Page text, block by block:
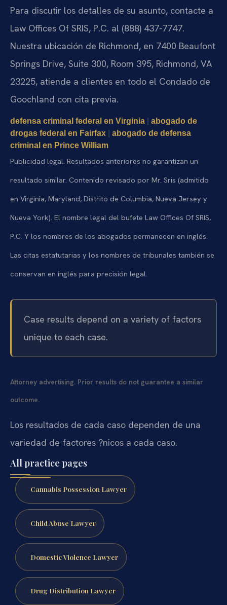
Para discutir los detalles de su asunto, contacte a
Law Offices Of SRIS, P.C. al (888) 437-7747.
Nuestra ubicación de Richmond, en 7400 Beaufont
Springs Drive, Suite 300, Room 395, Richmond, VA
23225, atiende a clientes en todo el Condado de
Goochland con cita previa.
defensa criminal federal en Virginia
abogado de
drogas federal en Fairfax
abogado de defensa
criminal en Prince William
Publicidad legal. Resultados anteriores no garantizan un
resultado similar. Contenido revisado por Mr. Sris (admitido
en Virginia, Maryland, Distrito de Columbia, Nueva Jersey y
Nueva York). El nombre legal del bufete Law Offices Of SRIS,
P.C. Y los nombres de los abogados permanecen en inglés.
Las citas estatutarias y los nombres de tribunales también se
conservan en inglés para precisión legal.
Case results depend on a variety of factors
unique to each case.
Attorney advertising. Prior results do not guarantee a similar
outcome.
Los resultados de cada caso dependen de una
variedad de factores ?nicos a cada caso.
All practice pages
Cannabis Possession Lawyer
Child Abuse Lawyer
Domestic Violence Lawyer
Drug Distribution Lawyer